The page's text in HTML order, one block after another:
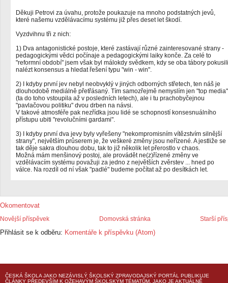
Děkuji Petrovi za úvahu, protože poukazuje na mnoho podstatných jevů,
které našemu vzdělávacímu systému již přes deset let škodí.
Vyzdvihnu tři z nich:
1) Dva antagonistické postoje, které zastávají různé zainteresované strany -
pedagogickými vědci počínaje a pedagogickými laiky konče. Za celé to
"reformní období" jsem však byl málokdy svědkem, kdy se oba tábory pokusili
nalézt konsensus a hledat řešení typu "win - win".
2) I kdyby první jev nebyl neobvyklý v jiných odborných střetech, ten náš je
dlouhodobě mediálně přetřásaný. Tím samozřejmě nemyslím jen "top media"
(ta do toho vstoupila až v posledních letech), ale i tu prachobyčejnou
"pavlačovou politiku" dvou drben na návsi.
V takové atmosféře pak nezřídka jsou lidé se schopností konsesnuálního
přístupu ubiti "revolučními gardami".
3) I kdyby první dva jevy byly vyřešeny "nekompromisním vítězstvím silnější
strany", největším průserem je, že veškeré změny jsou neřízené. A jestliže se
tak děje sakra dlouhou dobu, tak to již několik let přerostlo v chaos.
Možná mám menšinový postoj, ale provádět ne(z)řízené změny ve
vzdělávacím systému považuji za jedno z největších zvěrstev ... hned po
válce. Na rozdíl od ní však "padlé" budeme počítat až po desítkách let.
Okomentovat
Novější příspěvek Starší
Domovská stránka
Přihlásit se k odběru: Komentáře k příspěvku (Atom)
ČESKÁ ŠKOLA JAKO NEZÁVISLÝ ŠKOLSKÝ ZPRAVODAJSKÝ PORTÁL PUBLIKUJE
ČLÁNKY PŘEDEVŠÍM K OŽEHAVÝM ŠKOLSKÝM TÉMATŮM, JAKO JE AKTUÁLNĚ